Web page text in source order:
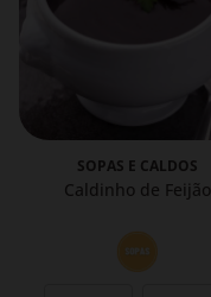
SOPAS E CALDOS
Caldinho de Feijão